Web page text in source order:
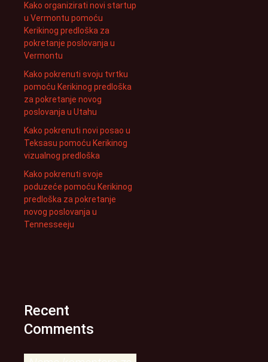
Kako organizirati novi startup
u Vermontu pomoću
Kerikinog predloška za
pokretanje poslovanja u
Vermontu
Kako pokrenuti svoju tvrtku
pomoću Kerikinog predloška
za pokretanje novog
poslovanja u Utahu
Kako pokrenuti novi posao u
Teksasu pomoću Kerikinog
vizualnog predloška
Kako pokrenuti svoje
poduzeće pomoću Kerikinog
predloška za pokretanje
novog poslovanja u
Tennesseeju
Recent
Comments